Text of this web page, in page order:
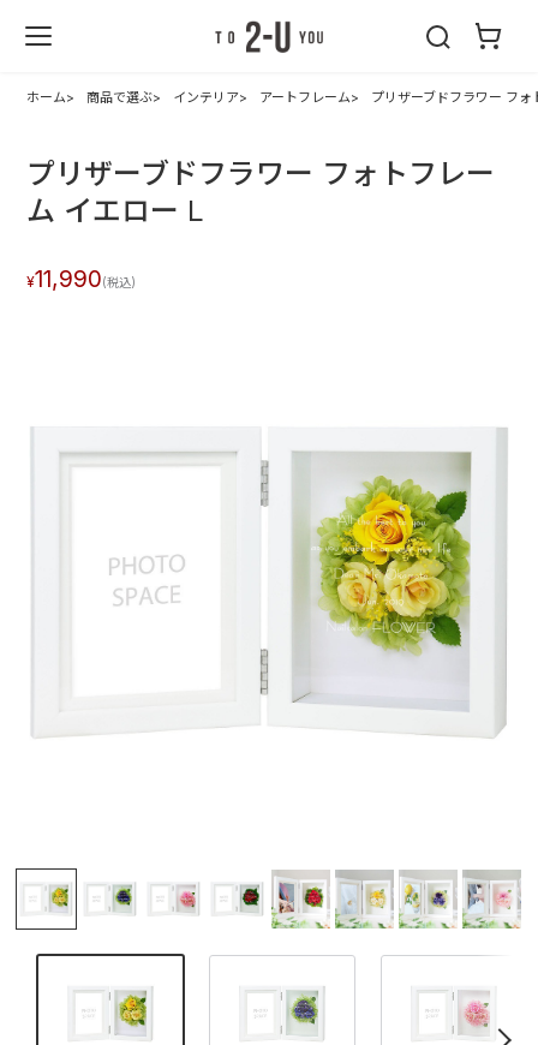
ホーム 商品で選ぶ インテリア アートフレーム プリザーブドフラワー フ
プリザーブドフラワー フォトフレー
ム イエロー L
11,990